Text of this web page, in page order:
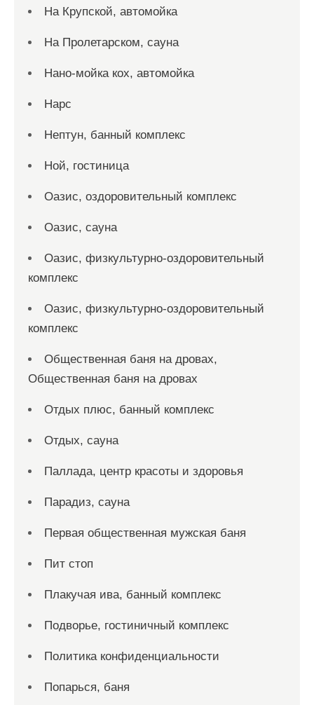
На Крупской, автомойка
На Пролетарском, сауна
Нано-мойка кох, автомойка
Нарс
Нептун, банный комплекс
Ной, гостиница
Оазис, оздоровительный комплекс
Оазис, сауна
Оазис, физкультурно-оздоровительный
комплекс
Оазис, физкультурно-оздоровительный
комплекс
Общественная баня на дровах,
Общественная баня на дровах
Отдых плюс, банный комплекс
Отдых, сауна
Паллада, центр красоты и здоровья
Парадиз, сауна
Первая общественная мужская баня
Пит стоп
Плакучая ива, банный комплекс
Подворье, гостиничный комплекс
Политика конфиденциальности
Попарься, баня